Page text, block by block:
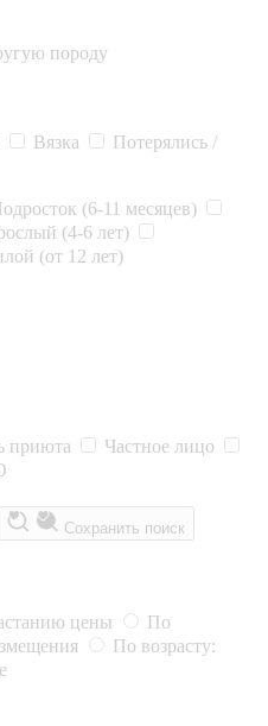
породу
Вязка
Потерялись /
(6-11 месяцев)
(4-6 лет)
(от 12 лет)
приюта
Частное лицо
Сохранить поиск
цены
По
По возрасту: